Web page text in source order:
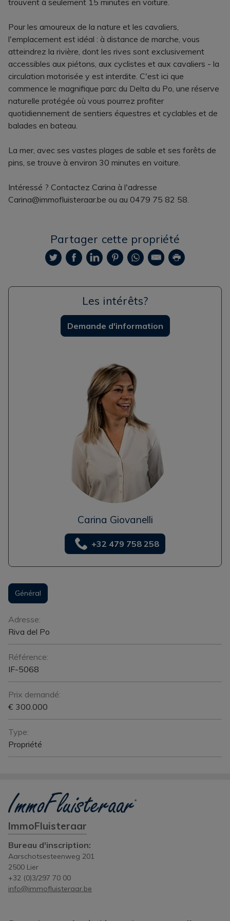
trouvent à seulement 15 minutes en voiture.
Pour les amoureux de la nature et les cavaliers,
l'emplacement est idéal : à distance de marche, vous
atteindrez la rivière, dont les rives sont exclusivement
accessibles aux piétons, aux cyclistes et aux cavaliers - la
circulation motorisée y est interdite. C'est ici que
commence le magnifique parc du Delta du Po, une réserve
naturelle protégée où vous pourrez profiter
quotidiennement de sentiers équestres et cyclables et de
balades en bateau.
La mer, avec ses vastes plages de sable et ses forêts de
pins, se trouve à environ 30 minutes en voiture.
Intéressé ? Contactez Carina à l'adresse
Carina@immofluisteraar.be ou au 0479 75 82 58.
Partager cette propriété
Les intérêts?
Demande d'information
Carina Giovanelli
+32 479 758 258
Général
Général
Adresse:
Riva del Po
Référence:
IF-5068
Prix demandé:
€ 300.000
Type:
Propriété
ImmoFluisteraar
Bureau d'inscription:
Aarschotsesteenweg 201
2500 Lier
+32 (0)3/297 70 00
info@immofluisteraar.be